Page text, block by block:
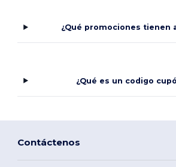
¿Qué promociones tienen
¿Qué es un codigo
Contáctenos